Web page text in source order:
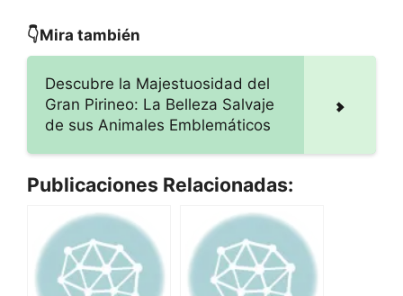
👇Mira también
Descubre la Majestuosidad del
Gran Pirineo: La Belleza Salvaje
de sus Animales Emblemáticos
Publicaciones Relacionadas: